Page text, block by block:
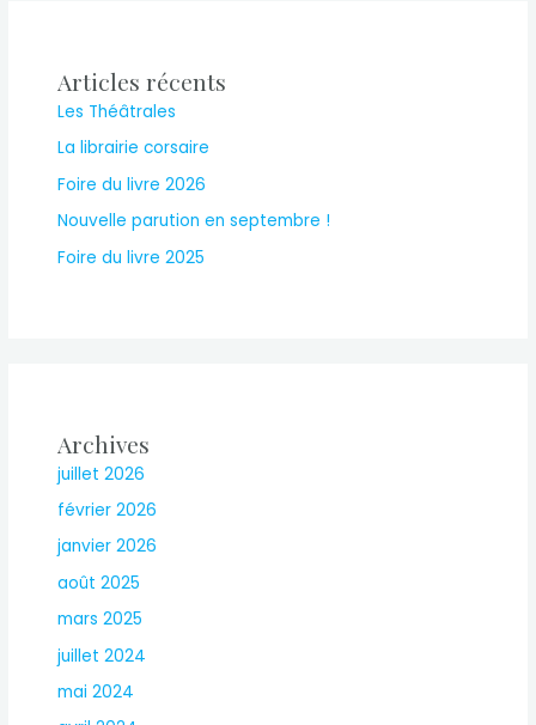
Articles récents
Les Théâtrales
La librairie corsaire
Foire du livre 2026
Nouvelle parution en septembre !
Foire du livre 2025
Archives
juillet 2026
février 2026
janvier 2026
août 2025
mars 2025
juillet 2024
mai 2024